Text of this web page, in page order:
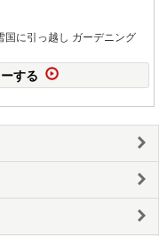
に引っ越し ガーデニング
する